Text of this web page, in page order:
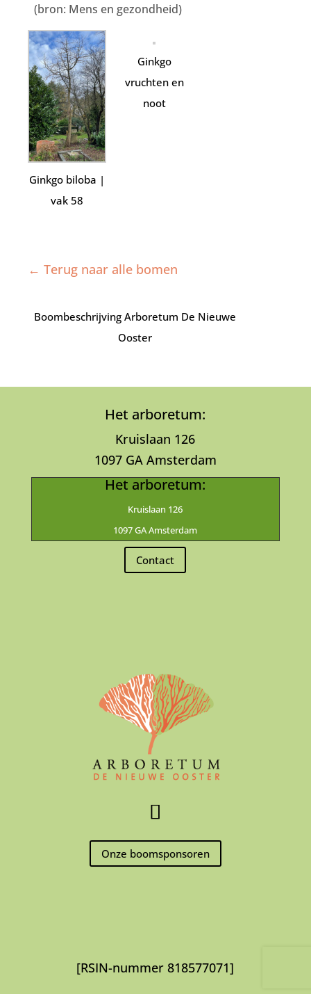
(bron: Mens en gezondheid)
Ginkgo biloba |
vak 58
Ginkgo
vruchten en
noot
← Terug naar alle bomen
Boombeschrijving Arboretum De Nieuwe
Ooster
Het arboretum:
Kruislaan 126
1097 GA Amsterdam
Het arboretum:
Kruislaan 126
1097 GA Amsterdam
Contact
Onze boomsponsoren
[RSIN-nummer 818577071]